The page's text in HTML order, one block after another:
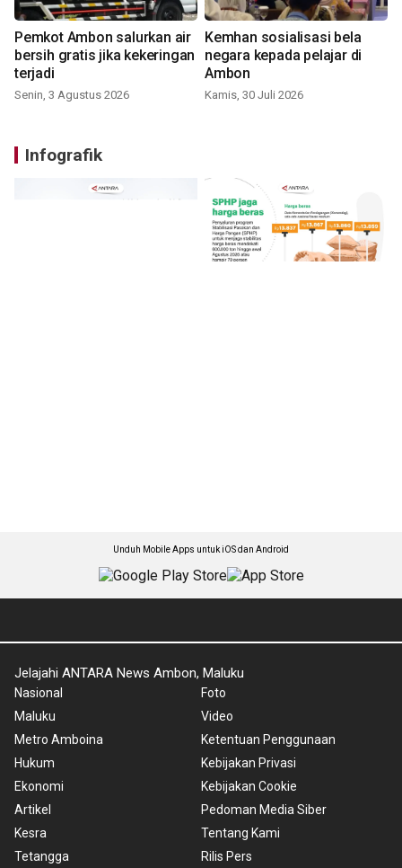
Pemkot Ambon salurkan air
bersih gratis jika kekeringan
terjadi
Senin, 3 Agustus 2026
Kemhan sosialisasi bela
negara kepada pelajar di
Ambon
Kamis, 30 Juli 2026
Infografik
Unduh Mobile Apps untuk iOS dan Android
Jelajahi ANTARA News Ambon, Maluku
Nasional
Maluku
Metro Amboina
Hukum
Ekonomi
Artikel
Kesra
Tetangga
Foto
Video
Ketentuan Penggunaan
Kebijakan Privasi
Kebijakan Cookie
Pedoman Media Siber
Tentang Kami
Rilis Pers